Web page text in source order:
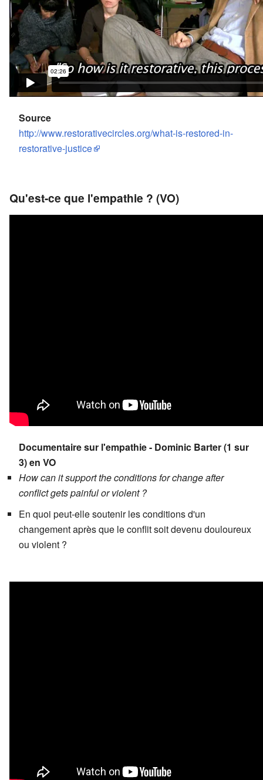
Source
http://www.restorativecircles.org/what-is-restored-in-
restorative-justice
Qu'est-ce que l'empathie ? (VO)
Documentaire sur l'empathie - Dominic Barter (1 sur
3) en VO
How can it support the conditions for change after
conflict gets painful or violent ?
En quoi peut-elle soutenir les conditions d'un
changement après que le conflit soit devenu douloureux
ou violent ?